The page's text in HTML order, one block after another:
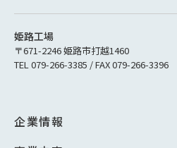
姫路工場
〒671-2246 姫路市打越1460
TEL 079-266-3385 / FAX 079-266-3396
企業情報